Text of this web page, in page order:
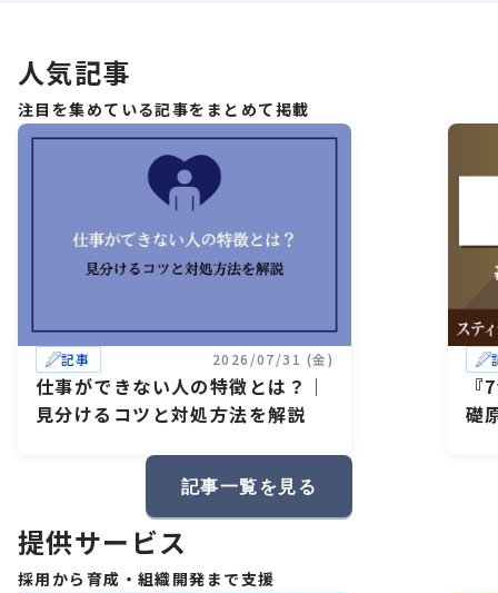
人気記事
注目を集めている記事をまとめて掲載
記事 2026/07/31 (金)
仕事ができない人の特徴とは？｜
見分けるコツと対処方法を解説
礎
記事一覧を見る
提供サービス
採用から育成・組織開発まで支援